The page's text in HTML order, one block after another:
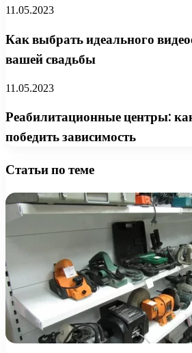
11.05.2023
Как выбрать идеального
вашей свадьбы
11.05.2023
Реабилитационные центры:
победить зависимость
Статьи по теме